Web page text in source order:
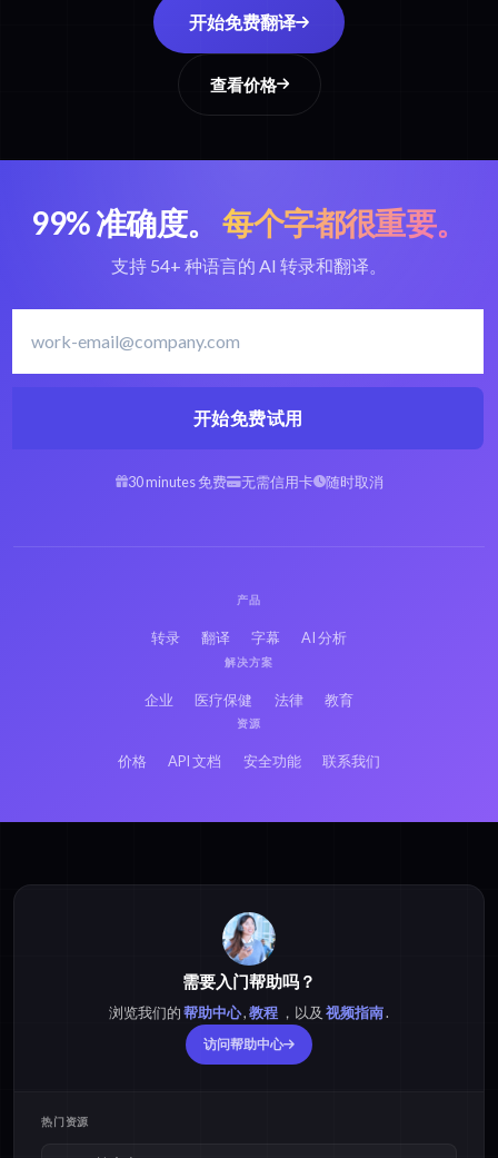
开始免费翻译
查看价格
99% 准确度。 每个字都很重要。
支持 54+ 种语言的 AI 转录和翻译。
开始免费试用
30 minutes 免费 无需信用卡 随时取消
产品
转录 翻译 字幕 AI 分析
解决方案
企业 医疗保健 法律 教育
资源
价格 API 文档 安全功能 联系我们
需要入门帮助吗？
浏览我们的帮助中心,教程 ，以及 视频指南.
访问帮助中心
热门资源